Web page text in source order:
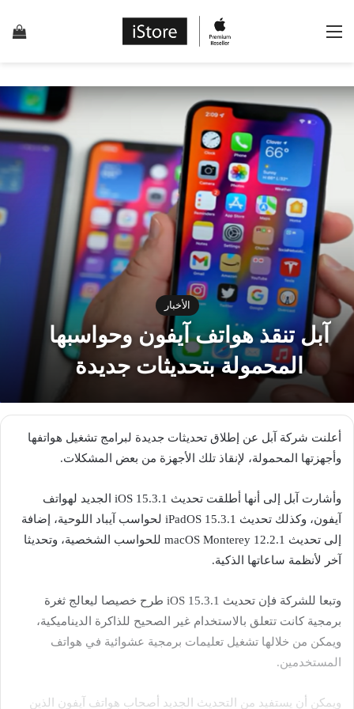
القائمة
الأخبار
آبل تنقذ هواتف آيفون وحواسبها
المحمولة بتحديثات جديدة
أعلنت شركة آبل عن إطلاق تحديثات جديدة لبرامج تشغيل هواتفها
وأجهزتها المحمولة، لإنقاذ تلك الأجهزة من بعض المشكلات.
وأشارت آبل إلى أنها أطلقت تحديث iOS 15.3.1 الجديد لهواتف
آيفون، وكذلك تحديث iPadOS 15.3.1 لحواسب آيباد اللوحية، إضافة
إلى تحديث macOS Monterey 12.2.1 للحواسب الشخصية، وتحديثا
آخر لأنظمة ساعاتها الذكية.
وتبعا للشركة فإن تحديث iOS 15.3.1 طرح خصيصا ليعالج ثغرة
برمجية كانت تتعلق بالاستخدام غير الصحيح للذاكرة الديناميكية،
ويمكن من خلالها تشغيل تعليمات برمجية عشوائية في هواتف
المستخدمين.
ويمكن أن يستفيد من التحديث الجديد أصحاب هواتف آيفون الذين